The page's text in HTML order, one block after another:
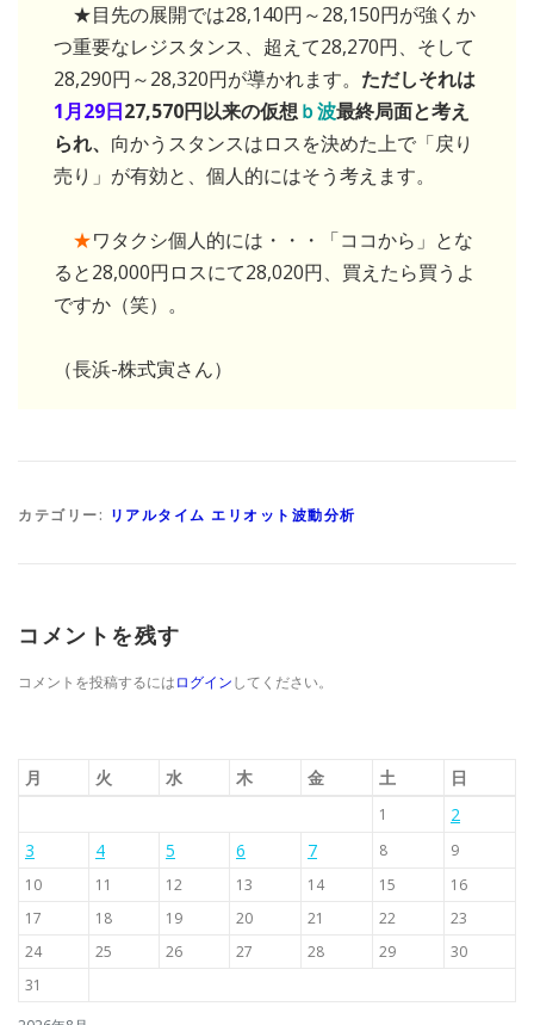
★目先の展開では28,140円～28,150円が強くか
つ重要なレジスタンス、超えて28,270円、そして
28,290円～28,320円が導かれます。 ただしそれは
1月29日27,570円以来の仮想ｂ波最終局面と考え
られ、 向かうスタンスはロスを決めた上で「戻り
売り」が有効と、個人的にはそう考えます。
★ワタクシ個人的には・・・「ココから」とな
ると28,000円ロスにて28,020円、買えたら買うよ
ですか（笑）。
（長浜-株式寅さん）
カテゴリー: リアルタイム エリオット波動分析
コメントを残す
コメントを投稿するにはログインしてください。
月 火 水 木 金 土 日
1
2
3
4 5 6 7 8
9
10
11 12 13 14 15
16
17
18 19 20 21 22
23
24
25 26 27 28 29
30
31